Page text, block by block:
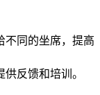
不同的坐席，提高
反馈和培训。